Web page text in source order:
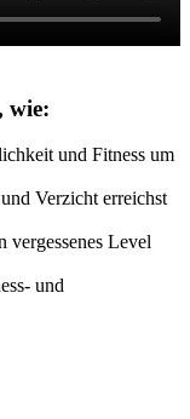
wie:
und Fitness um
Verzicht erreichst
vergessenes Level
und